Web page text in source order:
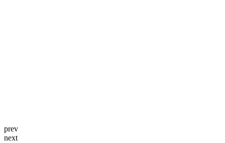
prev
next